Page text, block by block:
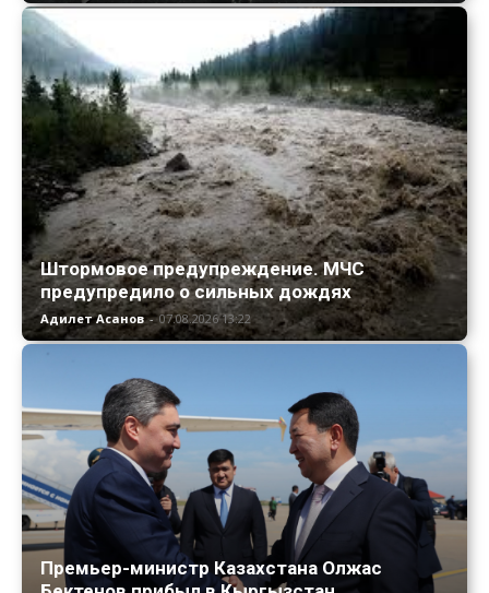
Штормовое предупреждение. МЧС
предупредило о сильных дождях
Адилет Асанов - 07.08.2026 13:22
Премьер-министр Казахстана Олжас